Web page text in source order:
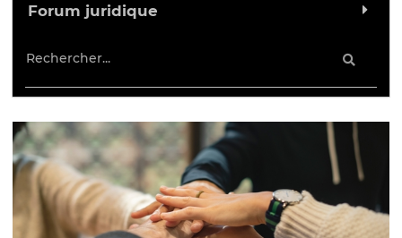
Forum juridique